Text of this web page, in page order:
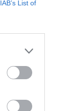
IAB’s List of